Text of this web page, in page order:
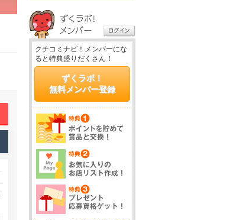
クチコミナビ！メンバーにな
ると特典盛りだくさん！
ずくラボ！
無料メンバー登録